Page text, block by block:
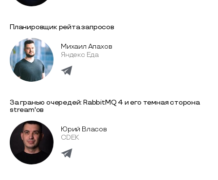
Планировщик рейта запросов
Михаил Апахов
Яндекс Еда
За гранью очередей: RabbitMQ 4 и его темная сторона
stream'ов
Юрий Власов
CDEK